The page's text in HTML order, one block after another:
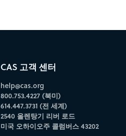
CAS 고객 센터
help@cas.org
800.753.4227 (북미)
614.447.3731 (전 세계)
2540 올렌탕기 리버 로드
미국 오하이오주 콜럼버스 43202